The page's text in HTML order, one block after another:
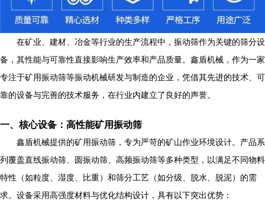
在矿业、建材、冶金等行业的生产流程中，振动筛作为关键的筛分设
备，其性能与可靠性直接影响生产效率和产品质量。鑫盾机械，作为一家
专注于矿用振动筛等振动机械研发与制造的企业，凭借其先进的技术、可
靠的设备与完善的技术服务，在行业内建立了良好的声誉。
一、核心设备：高性能矿用振动筛
鑫盾机械提供的矿用振动筛，专为严苛的矿山作业环境设计。产品系
列覆盖直线振动筛、圆振动筛、高频振动筛等多种类型，以满足不同物料
特性（如粒度、湿度、比重）和筛分工艺（如分级、脱水、脱泥）的需
求。设备采用高强度材料与优化结构设计，具有以下突出优势：